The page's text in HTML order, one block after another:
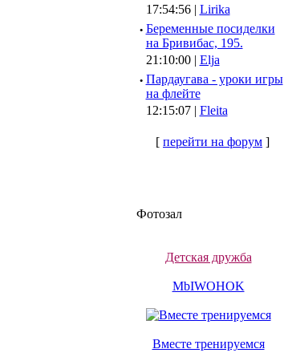
17:54:56 | Lirika
· Беременные посиделки
на Бривибас, 195.
21:10:00 | Elja
· Пардаугава - уроки игры
на флейте
12:15:07 | Fleita
[ перейти на форум ]
Фотозал
Детская дружба
MbIWOHOK
Вместе тренируемся